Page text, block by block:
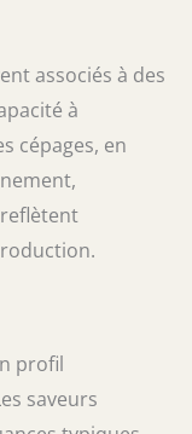
associés à des
à
cépages, en
profil
saveurs